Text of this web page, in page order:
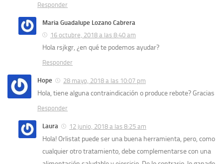
Responder
Maria Guadalupe Lozano Cabrera
16 octubre, 2018 a las 8:40 am
Hola rsjkgr, ¿en qué te podemos ayudar?
Responder
Hope 28 mayo, 2018 a las 10:07 pm
Hola, tiene alguna contraindicación o produce rebote? Gracias
Responder
Laura 12 junio, 2018 a las 8:25 am
Hola! Orlistat puede ser una buena herramienta, pero, como
cualquier otro tratamiento, debe complementarse con una